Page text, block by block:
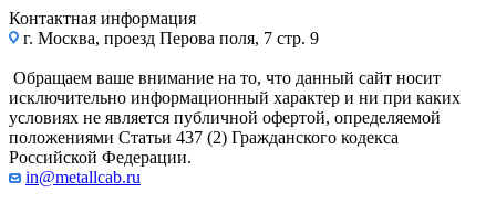
Контактная информация
г. Москва, проезд Перова поля, 7 стр. 9
Обращаем ваше внимание на то, что данный сайт носит
исключительно информационный характер и ни при каких
условиях не является публичной офертой, определяемой
положениями Статьи 437 (2) Гражданского кодекса
Российской Федерации.
in@metallcab.ru